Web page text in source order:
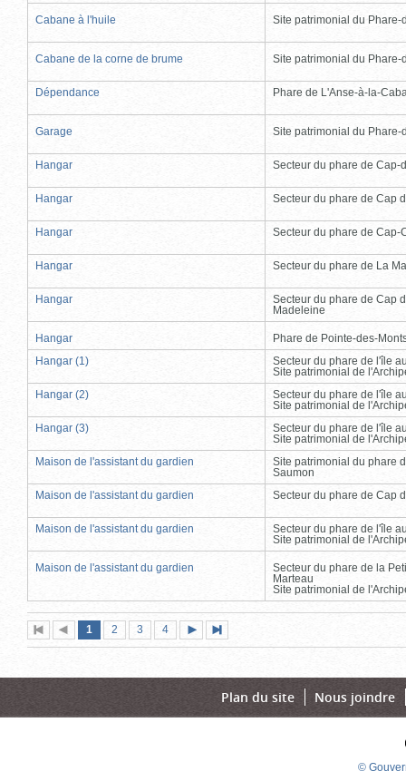
Cabane à l'huile Site patrimonial du Phare-
Cabane de la corne de brume Site patrimonial du Phare-
Dépendance Phare de L'Anse-à-la-
Garage Site patrimonial du Phare-
Hangar Secteur du phare de Cap-
Hangar Secteur du phare de Cap
Hangar Secteur du phare de Cap-
Hangar Secteur du phare de La
Hangar
Secteur du phare de Cap
Madeleine
Hangar
Phare de Pointe-des-
Hangar (1)
Secteur du phare de l'île
Site patrimonial de
Hangar (2)
Secteur du phare de l'île
Site patrimonial de
Hangar (3)
Secteur du phare de l'île
Site patrimonial de
Maison de l'assistant du gardien
Site patrimonial du phare
Saumon
Maison de l'assistant du gardien
Secteur du phare de Cap
Maison de l'assistant du gardien
Secteur du phare de l'île
Site patrimonial de
Maison de l'assistant du gardien
Secteur du phare de la
Marteau
Site patrimonial de
Première
page
Page
précédente
Page
1 (page
actuelle)
Page
2 Page
3 Page
4
suivante
page
Plan du site Nous joindre
©